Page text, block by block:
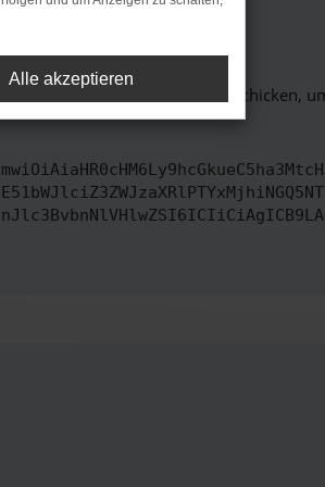
unterstützt werden.
Du kannst uns diesen Text schicken,
Alle akzeptieren